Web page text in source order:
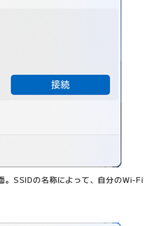
SSIDの名称によって、自分のWi-Fi